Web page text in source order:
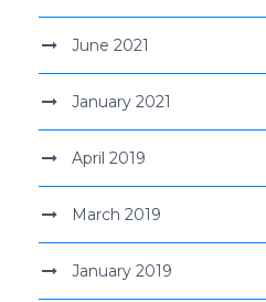
June 2021
January 2021
April 2019
March 2019
January 2019